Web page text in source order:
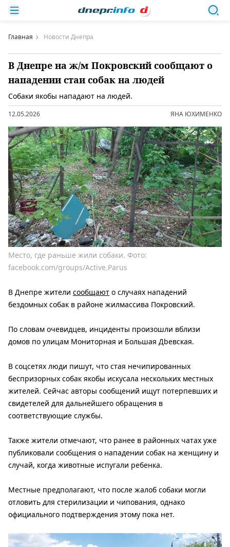
Главная Новости Днепра
В Днепре на ж/м Покровский сообщают о
нападении стаи собак на людей
Собаки якобы нападают на людей.
12.05.2026 ЯНА ЮХИМЕНКО
Место, где раньше жили собаки. Фото:
facebook.com/groups/Active.Parus
В Днепре жители сообщают о случаях нападений
бездомных собак в районе жилмассива Покровский.
По словам очевидцев, инциденты произошли вблизи
домов по улицам Мониторная и Большая Дbевская.
В соцсетях люди пишут, что стая нечипированных
беспризорных собак якобы искусала нескольких местных
жителей. Сейчас авторы сообщений ищут потерпевших и
свидетелей для дальнейшего обращения в
соответствующие службы.
Также жители отмечают, что ранее в районных чатах уже
публиковали сообщения о нападении собак на женщину и
случай, когда животные испугали ребенка.
Местные предполагают, что после жалоб собаки могли
отловить для стерилизации и чипования, однако
официального подтверждения этому пока нет.